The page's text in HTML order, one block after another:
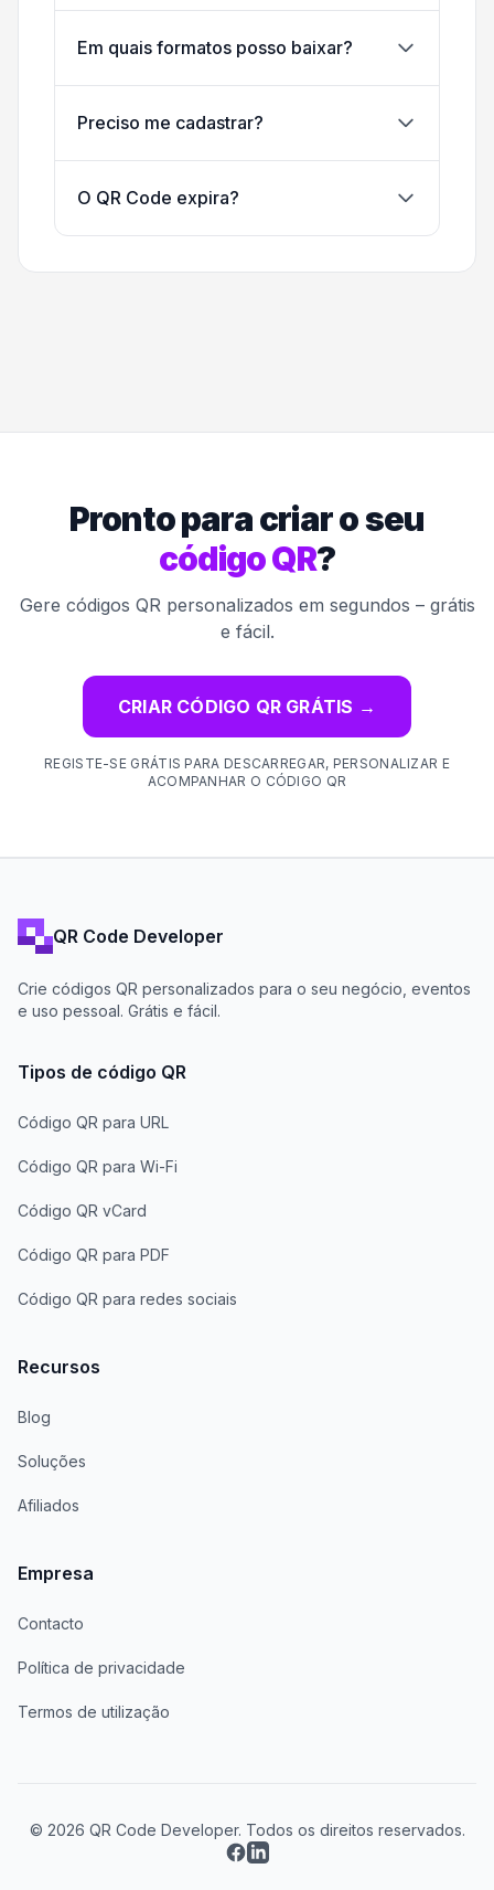
Em quais formatos posso baixar?
Preciso me cadastrar?
O QR Code expira?
Pronto para criar o seu
código QR?
Gere códigos QR personalizados em segundos – grátis
e fácil.
CRIAR CÓDIGO QR GRÁTIS →
REGISTE-SE GRÁTIS PARA DESCARREGAR, PERSONALIZAR E
ACOMPANHAR O CÓDIGO QR
QR Code Developer
Crie códigos QR personalizados para o seu negócio, eventos
e uso pessoal. Grátis e fácil.
Tipos de código QR
Código QR para URL
Código QR para Wi-Fi
Código QR vCard
Código QR para PDF
Código QR para redes sociais
Recursos
Blog
Soluções
Afiliados
Empresa
Contacto
Política de privacidade
Termos de utilização
© 2026 QR Code Developer. Todos os direitos reservados.